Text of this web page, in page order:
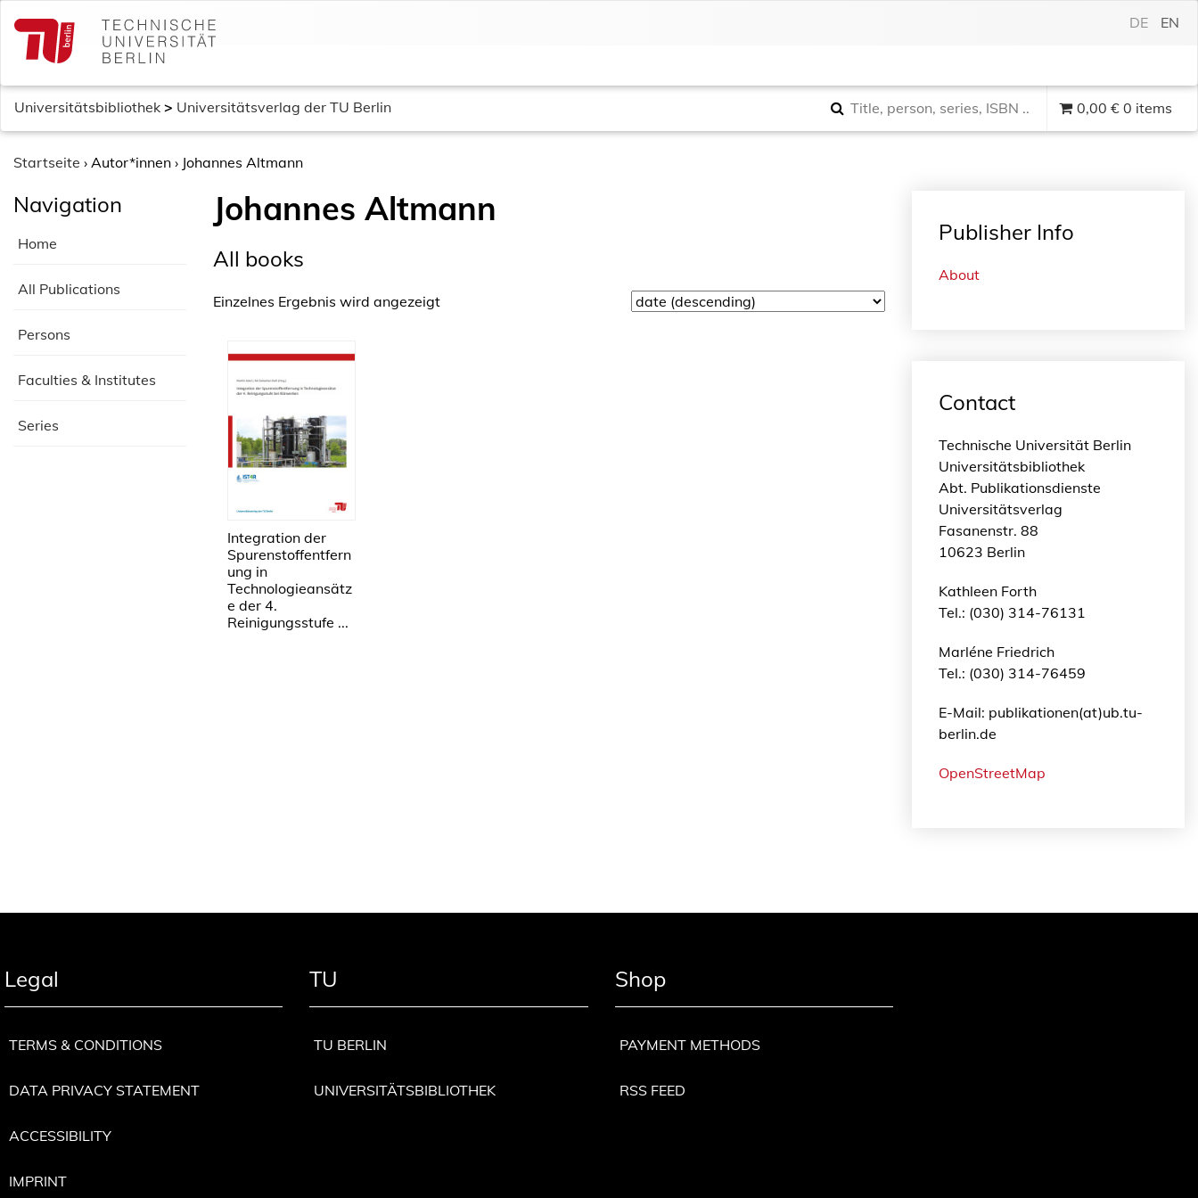
c
DE EN
Universitätsbibliothek > Universitätsverlag der TU Berlin 0,00 € 0 items
Startseite › Autor*innen › Johannes Altmann
Navigation
Home
All Publications
Persons
Faculties & Institutes
Series
Johannes Altmann
All books
Einzelnes Ergebnis wird angezeigt
Integration der
Spurenstoffentfern
ung in
Technologieansätz
e der 4.
Reinigungsstufe ...
Publisher Info
About
Contact
Technische Universität Berlin
Universitätsbibliothek
Abt. Publikationsdienste
Universitätsverlag
Fasanenstr. 88
10623 Berlin
Kathleen Forth
Tel.: (030) 314-76131
Marléne Friedrich
Tel.: (030) 314-76459
E-Mail: publikationen(at)ub.tu-
berlin.de
OpenStreetMap
Legal
TERMS & CONDITIONS
DATA PRIVACY STATEMENT
ACCESSIBILITY
IMPRINT
TU
TU BERLIN
UNIVERSITÄTSBIBLIOTHEK
Shop
PAYMENT METHODS
RSS FEED